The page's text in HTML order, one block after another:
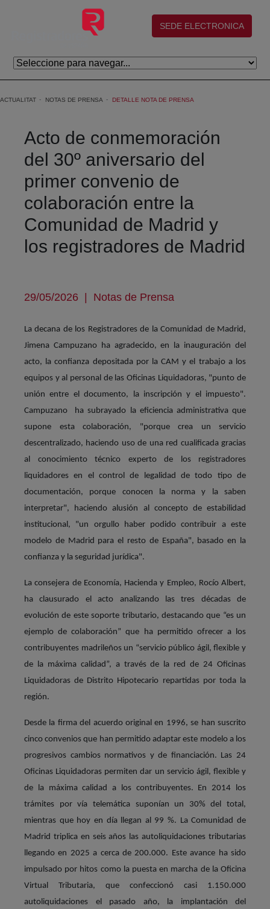
Salta al contingut principal
(abre en nueva ventana)
SEDE ELECTRONICA
ACTUALITAT NOTAS DE PRENSA DETALLE NOTA DE PRENSA
Acto de conmemoración
del 30º aniversario del
primer convenio de
colaboración entre la
Comunidad de Madrid y
los registradores de Madrid
29/05/2026 | Notas de Prensa
La decana de los Registradores de la Comunidad de Madrid,
Jimena Campuzano ha agradecido, en la inauguración del
acto, la confianza depositada por la CAM y el trabajo a los
equipos y al personal de las Oficinas Liquidadoras, "punto de
unión entre el documento, la inscripción y el impuesto".
Campuzano ha subrayado la eficiencia administrativa que
supone esta colaboración, "porque crea un servicio
descentralizado, haciendo uso de una red cualificada gracias
al conocimiento técnico experto de los registradores
liquidadores en el control de legalidad de todo tipo de
documentación, porque conocen la norma y la saben
interpretar", haciendo alusión al concepto de estabilidad
institucional, "un orgullo haber podido contribuir a este
modelo de Madrid para el resto de España", basado en la
confianza y la seguridad jurídica".
La consejera de Economía, Hacienda y Empleo, Rocío Albert,
ha clausurado el acto analizando las tres décadas de
evolución de este soporte tributario, destacando que “es un
ejemplo de colaboración” que ha permitido ofrecer a los
contribuyentes madrileños un “servicio público ágil, flexible y
de la máxima calidad”, a través de la red de 24 Oficinas
Liquidadoras de Distrito Hipotecario repartidas por toda la
región.
Desde la firma del acuerdo original en 1996, se han suscrito
cinco convenios que han permitido adaptar este modelo a los
progresivos cambios normativos y de financiación. Las 24
Oficinas Liquidadoras permiten dar un servicio ágil, flexible y
de la máxima calidad a los contribuyentes. En 2014 los
trámites por vía telemática suponían un 30% del total,
mientras que hoy en día llegan al 99 %. La Comunidad de
Madrid triplica en seis años las autoliquidaciones tributarias
llegando en 2025 a cerca de 200.000. Este avance ha sido
impulsado por hitos como la puesta en marcha de la Oficina
Virtual Tributaria, que confeccionó casi 1.150.000
autoliquidaciones el pasado año, la implantación del